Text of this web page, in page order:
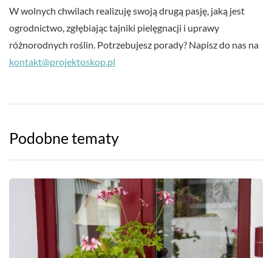
W wolnych chwilach realizuję swoją drugą pasję, jaką jest
ogrodnictwo, zgłębiając tajniki pielęgnacji i uprawy
różnorodnych roślin. Potrzebujesz porady? Napisz do nas na
kontakt@projektoskop.pl
Podobne tematy